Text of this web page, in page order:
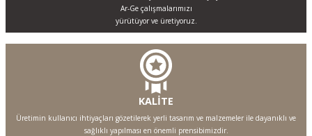
Ar-Ge çalışmalarımızı
yürütüyor ve üretiyoruz.
KALİTE
Üretimin kullanıcı ihtiyaçları gözetilerek yerli tasarım ve malzemeler ile dayanıklı ve
sağlıklı yapılması en önemli prensibimizdir.